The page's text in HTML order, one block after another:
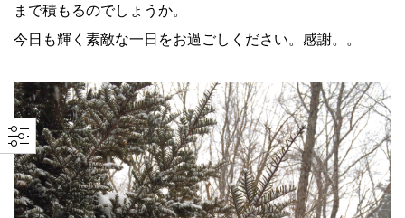
まで積もるのでしょうか。
今日も輝く素敵な一日をお過ごしください。感謝。。